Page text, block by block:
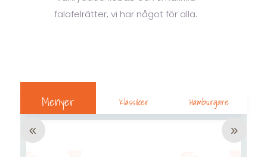
falafelrätter, vi har något för alla.
Menyer Klassiker Hamburgare